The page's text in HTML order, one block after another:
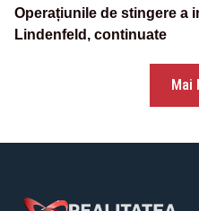
Operațiunile de stingere a
Lindenfeld, continuate
Mai